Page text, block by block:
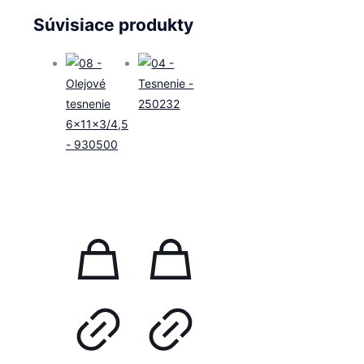
Súvisiace produkty